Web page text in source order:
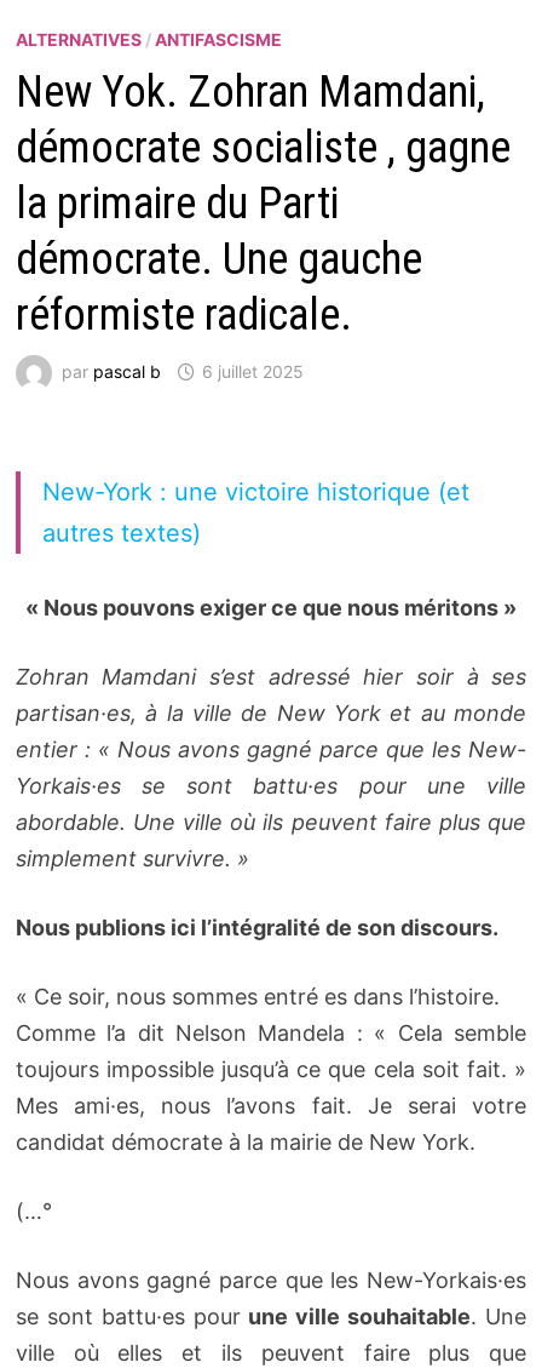
ALTERNATIVES/ANTIFASCISME
New Yok. Zohran Mamdani,
démocrate socialiste , gagne
la primaire du Parti
démocrate. Une gauche
réformiste radicale.
par pascal b 6 juillet 2025
New-York : une victoire historique (et
autres textes)
« Nous pouvons exiger ce que nous méritons »
Zohran Mamdani s’est adressé hier soir à ses
partisan·es, à la ville de New York et au monde
entier : « Nous avons gagné parce que les New-
Yorkais·es se sont battu·es pour une ville
abordable. Une ville où ils peuvent faire plus que
simplement survivre. »
Nous publions ici l’intégralité de son discours.
« Ce soir, nous sommes entré es dans l’histoire.
Comme l’a dit Nelson Mandela : « Cela semble
toujours impossible jusqu’à ce que cela soit fait. »
Mes ami·es, nous l’avons fait. Je serai votre
candidat démocrate à la mairie de New York.
(…°
Nous avons gagné parce que les New-Yorkais·es
se sont battu·es pour une ville souhaitable. Une
ville où elles et ils peuvent faire plus que